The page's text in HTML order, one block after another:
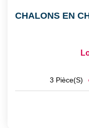
CHALONS EN
3 Pièce(s)